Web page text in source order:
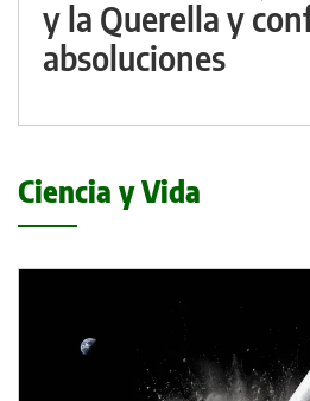
y la Querella y
absoluciones
Ciencia y Vida